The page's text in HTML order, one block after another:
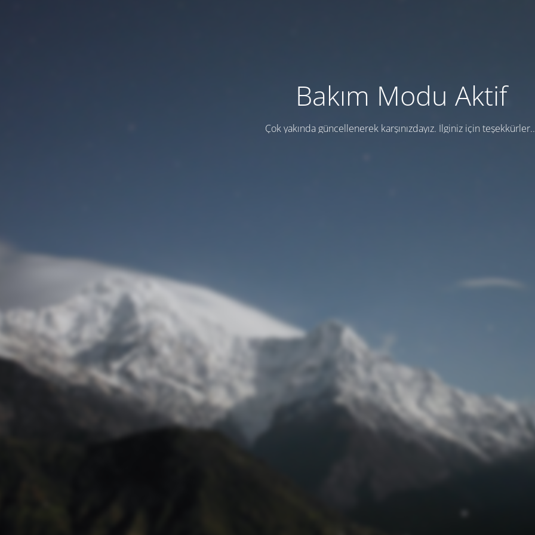
Bakım Modu Aktif
Çok yakında güncellenerek karşınızdayız. İlginiz için